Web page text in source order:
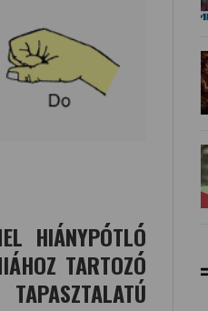
HIÁNYPÓTLÓ
TARTOZÓ